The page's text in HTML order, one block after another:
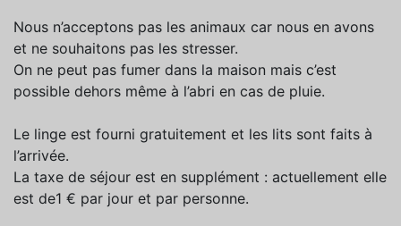
Nous n’acceptons pas les animaux car nous en avons
et ne souhaitons pas les stresser.
On ne peut pas fumer dans la maison mais c’est
possible dehors même à l’abri en cas de pluie.
Le linge est fourni gratuitement et les lits sont faits à
l’arrivée.
La taxe de séjour est en supplément : actuellement elle
est de1 € par jour et par personne.